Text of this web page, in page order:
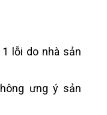
lỗi do nhà sản
ưng ý sản